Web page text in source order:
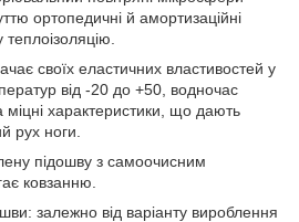
ортопедичні й амортизаційні
теплоізоляцію.
своїх еластичних властивостей у
від -20 до +50, водночас
міцні характеристики, що дають
рух ноги.
підошву з самоочисним
ковзанню.
залежно від варіанту вироблення